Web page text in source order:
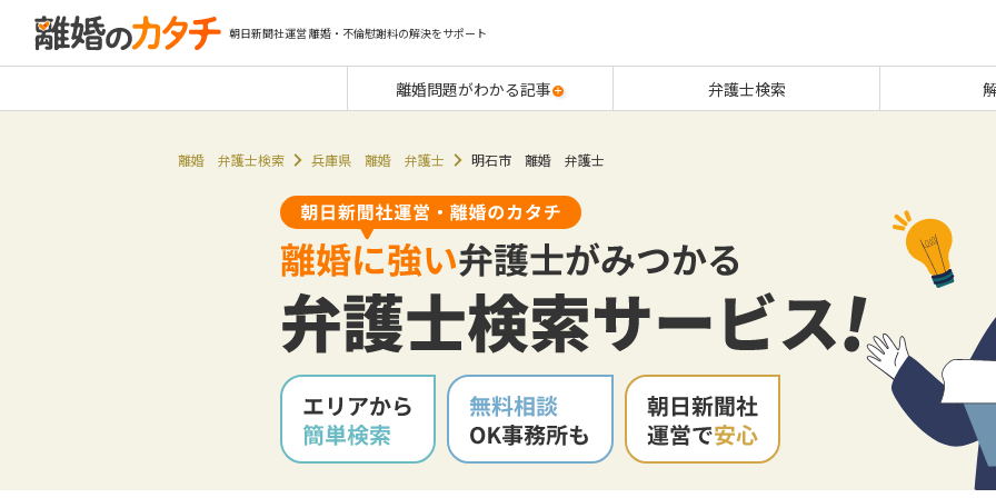
朝日新聞社運営 離婚・不倫慰謝料の解決をサポート
離婚問題がわかる記事 弁護士検索
離婚 弁護士検索 兵庫県 離婚 弁護士 明石市 離婚 弁護士